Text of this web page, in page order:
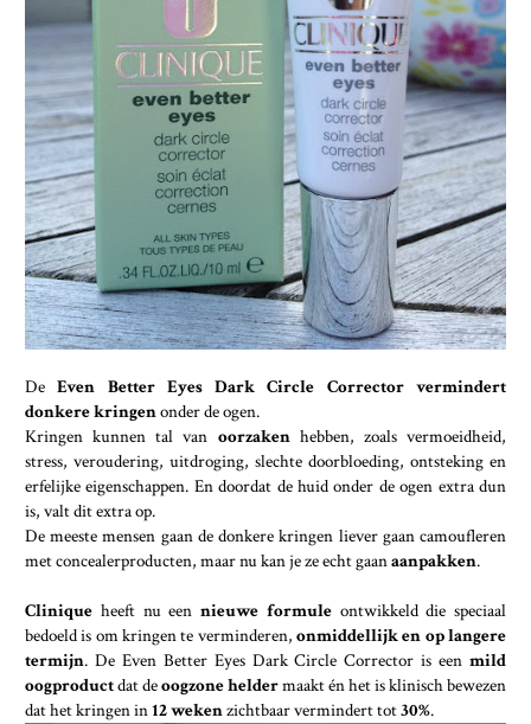
DeEven Better Eyes Dark Circle Corrector vermindert
donkere kringenonder de ogen.
Kringen kunnen tal van oorzaken hebben, zoals vermoeidheid,
stress, veroudering, uitdroging, slechte doorbloeding, ontsteking en
erfelijke eigenschappen. En doordat de huid onder de ogen extra dun
is, valt dit extra op.
De meeste mensen gaan de donkere kringen liever gaan camoufleren
met concealerproducten, maar nu kan je ze echt gaanaanpakken.
Clinique heeft nu een nieuwe formule ontwikkeld die speciaal
bedoeld is om kringen te verminderen, onmiddellijk en op langere
termijn. De Even Better Eyes Dark Circle Corrector is een mild
oogproductdat deoogzone heldermaakt én het is klinisch bewezen
dat het kringen in12 wekenzichtbaar vermindert tot30%.